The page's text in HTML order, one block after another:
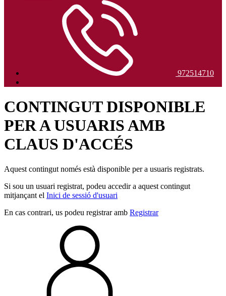
972514710
CONTINGUT DISPONIBLE
PER A USUARIS AMB
CLAUS D'ACCÉS
Aquest contingut només està disponible per a usuaris registrats.
Si sou un usuari registrat, podeu accedir a aquest contingut
mitjançant el Inici de sessió d'usuari
En cas contrari, us podeu registrar amb Registrar